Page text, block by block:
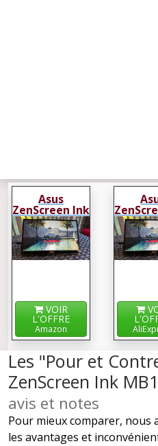
Asus
ZenScreen Ink
MB14AHD
VOIR
L'OFFRE
Amazon
Les "Pour et
ZenScreen Ink
avis et notes
Pour mieux comparer, nous
les avantages et